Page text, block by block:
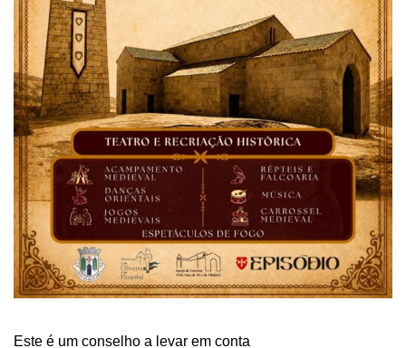
Este é um conselho a levar em conta